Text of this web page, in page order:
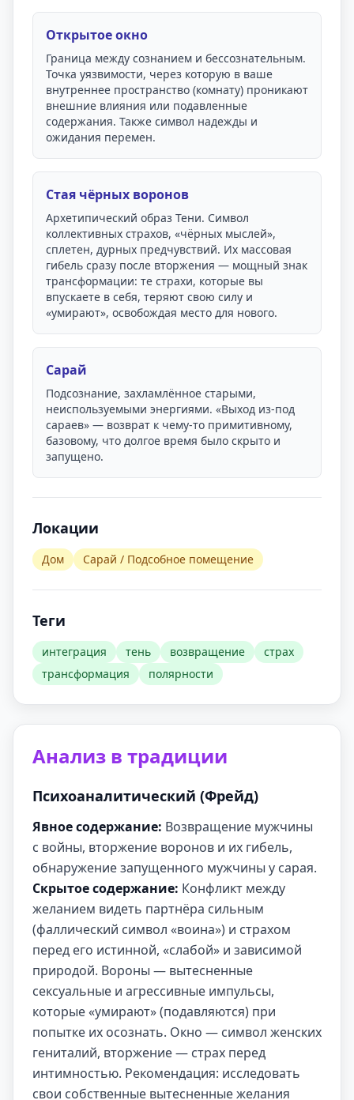
Открытое окно
Граница между сознанием и бессознательным.
Точка уязвимости, через которую в ваше
внутреннее пространство (комнату) проникают
внешние влияния или подавленные
содержания. Также символ надежды и
ожидания перемен.
Стая чёрных воронов
Архетипический образ Тени. Символ
коллективных страхов, «чёрных мыслей»,
сплетен, дурных предчувствий. Их массовая
гибель сразу после вторжения — мощный знак
трансформации: те страхи, которые вы
впускаете в себя, теряют свою силу и
«умирают», освобождая место для нового.
Сарай
Подсознание, захламлённое старыми,
неиспользуемыми энергиями. «Выход из-под
сараев» — возврат к чему-то примитивному,
базовому, что долгое время было скрыто и
запущено.
Локации
Дом Сарай / Подсобное помещение
Теги
интеграция тень возвращение
страх
трансформация
полярности
Анализ в традиции
Психоаналитический (Фрейд)
Явное содержание: Возвращение мужчины
с войны, вторжение воронов и их гибель,
обнаружение запущенного мужчины у сарая.
Скрытое содержание: Конфликт между
желанием видеть партнёра сильным
(фаллический символ «воина») и страхом
перед его истинной, «слабой» и зависимой
природой. Вороны — вытесненные
сексуальные и агрессивные импульсы,
которые «умирают» (подавляются) при
попытке их осознать. Окно — символ женских
гениталий, вторжение — страх перед
интимностью. Рекомендация: исследовать
свои собственные вытесненные желания